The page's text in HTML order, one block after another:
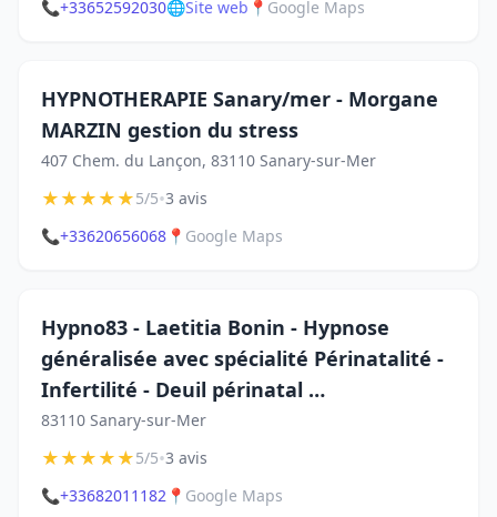
📞+33652592030🌐Site web 📍 Google Maps
HYPNOTHERAPIE Sanary/mer - Morgane
MARZIN gestion du stress
407 Chem. du Lançon, 83110 Sanary-sur-Mer
★★★★★5/5•3 avis
📞+33620656068 📍 Google Maps
Hypno83 - Laetitia Bonin - Hypnose
généralisée avec spécialité Périnatalité -
Infertilité - Deuil périnatal …
83110 Sanary-sur-Mer
★★★★★5/5•3 avis
📞+33682011182 📍 Google Maps